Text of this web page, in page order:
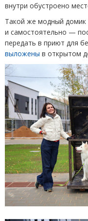
внутри обустроено
Такой же модный
и самостоятельно —
передать в приют для
выложены в открытом